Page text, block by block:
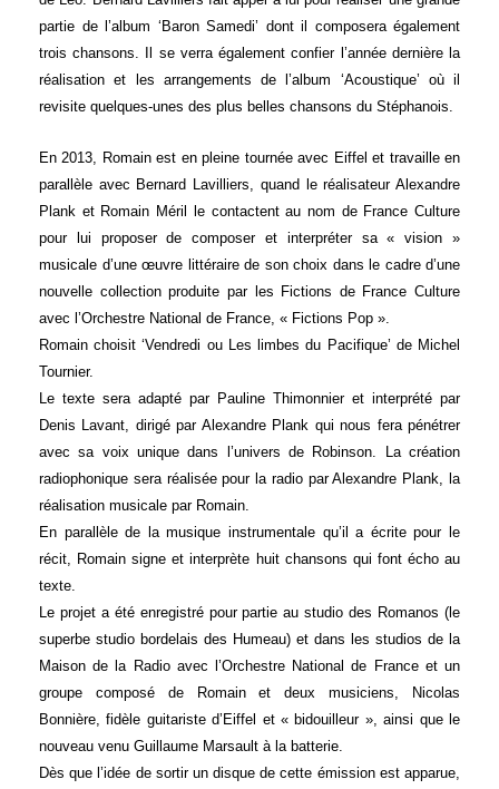
partie de l’album ‘Baron Samedi’ dont il composera également
trois chansons. Il se verra également confier l’année dernière la
réalisation et les arrangements de l’album ‘Acoustique’ où il
revisite quelques-unes des plus belles chansons du Stéphanois.
En 2013, Romain est en pleine tournée avec Eiffel et travaille en
parallèle avec Bernard Lavilliers, quand le réalisateur Alexandre
Plank et Romain Méril le contactent au nom de France Culture
pour lui proposer de composer et interpréter sa « vision »
musicale d’une œuvre littéraire de son choix dans le cadre d’une
nouvelle collection produite par les Fictions de France Culture
avec l’Orchestre National de France, « Fictions Pop ».
Romain choisit ‘Vendredi ou Les limbes du Pacifique’ de Michel
Tournier.
Le texte sera adapté par Pauline Thimonnier et interprété par
Denis Lavant, dirigé par Alexandre Plank qui nous fera pénétrer
avec sa voix unique dans l’univers de Robinson. La création
radiophonique sera réalisée pour la radio par Alexandre Plank, la
réalisation musicale par Romain.
En parallèle de la musique instrumentale qu’il a écrite pour le
récit, Romain signe et interprète huit chansons qui font écho au
texte.
Le projet a été enregistré pour partie au studio des Romanos (le
superbe studio bordelais des Humeau) et dans les studios de la
Maison de la Radio avec l’Orchestre National de France et un
groupe composé de Romain et deux musiciens, Nicolas
Bonnière, fidèle guitariste d’Eiffel et « bidouilleur », ainsi que le
nouveau venu Guillaume Marsault à la batterie.
Dès que l’idée de sortir un disque de cette émission est apparue,